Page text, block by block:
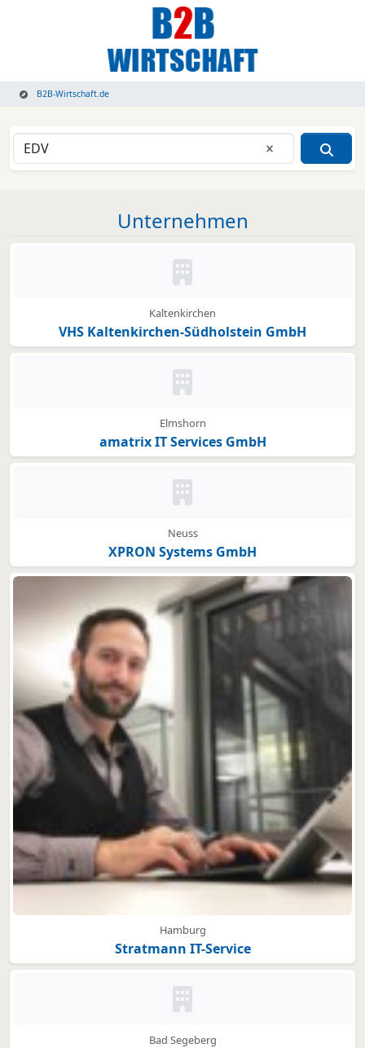
B2B-Wirtschaft.de
Eingabe
Unternehmen
Kein Bild oder Logo hinterlegt
Kaltenkirchen
VHS Kaltenkirchen-Südholstein GmbH
Kein Bild oder Logo hinterlegt
Elmshorn
amatrix IT Services GmbH
Kein Bild oder Logo hinterlegt
Neuss
XPRON Systems GmbH
Hamburg
Stratmann IT-Service
Kein Bild oder Logo hinterlegt
Bad Segeberg